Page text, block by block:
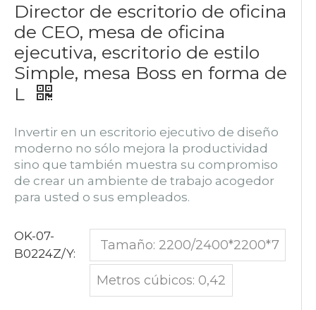
Director de escritorio de oficina
de CEO, mesa de oficina
ejecutiva, escritorio de estilo
Simple, mesa Boss en forma de
L
Invertir en un escritorio ejecutivo de diseño
moderno no sólo mejora la productividad
sino que también muestra su compromiso
de crear un ambiente de trabajo acogedor
para usted o sus empleados.
OK-07-
B0224Z/Y:
Tamaño: 2200/2400*2200*7
Metros cúbicos: 0,42